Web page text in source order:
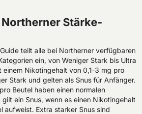
Stärke-
teilt alle bei Northerner verfügbaren
ein, von Weniger Stark bis Ultra
einem Nikotingehalt von 0,1-3 mg pro
Stark und gelten als Snus für Anfänger.
Beutel haben einen normalen
ein Snus, wenn es einen Nikotingehalt
aufweist. Extra starker Snus sind